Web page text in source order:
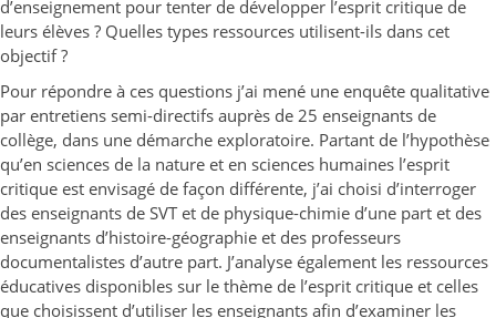
d’enseignement pour tenter de développer l’esprit critique de
leurs élèves ? Quelles types ressources utilisent-ils dans cet
objectif ?
Pour répondre à ces questions j’ai mené une enquête qualitative
par entretiens semi-directifs auprès de 25 enseignants de
collège, dans une démarche exploratoire. Partant de l’hypothèse
qu’en sciences de la nature et en sciences humaines l’esprit
critique est envisagé de façon différente, j’ai choisi d’interroger
des enseignants de SVT et de physique-chimie d’une part et des
enseignants d’histoire-géographie et des professeurs
documentalistes d’autre part. J’analyse également les ressources
éducatives disponibles sur le thème de l’esprit critique et celles
que choisissent d’utiliser les enseignants afin d’examiner les